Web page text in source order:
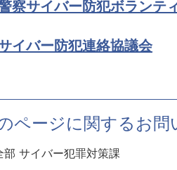
察サイバー防犯ボランテ
イバー防犯連絡協議会
ページに関するお問
部 サイバー犯罪対策課